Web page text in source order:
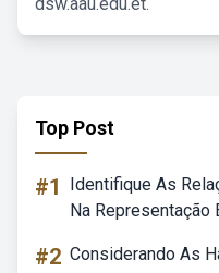
Top Post
#1
Identifique As
Na Representação
#2 Considerando As